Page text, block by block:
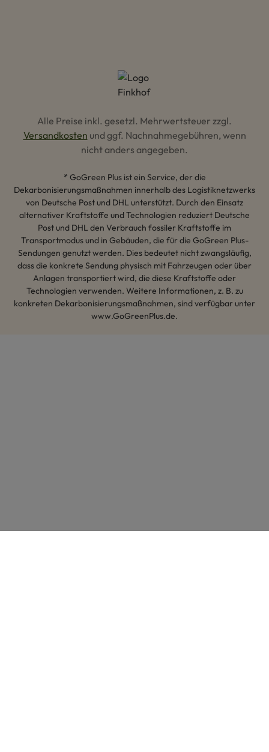
Alle Preise inkl. gesetzl. Mehrwertsteuer zzgl.
Versandkosten und ggf. Nachnahmegebühren, wenn
nicht anders angegeben.
* GoGreen Plus ist ein Service, der die
Dekarbonisierungsmaßnahmen innerhalb des Logistiknetzwerks
von Deutsche Post und DHL unterstützt. Durch den Einsatz
alternativer Kraftstoffe und Technologien reduziert Deutsche
Post und DHL den Verbrauch fossiler Kraftstoffe im
Transportmodus und in Gebäuden, die für die GoGreen Plus-
Sendungen genutzt werden. Dies bedeutet nicht zwangsläufig,
dass die konkrete Sendung physisch mit Fahrzeugen oder über
Anlagen transportiert wird, die diese Kraftstoffe oder
Technologien verwenden. Weitere Informationen, z. B. zu
konkreten Dekarbonisierungsmaßnahmen, sind verfügbar unter
www.GoGreenPlus.de.